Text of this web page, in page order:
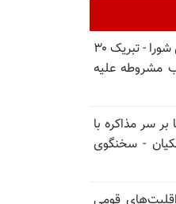
شورای ملی مقاومت ایران - مسئول شورا - تبریک ۳۰
مشروطه علیه
سر مذاکره با
- سخنگوی